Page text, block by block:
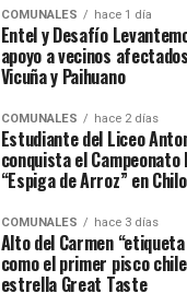
COMUNALES hace 1 día
Entel y Desafío
apoyo a vecinos
Vicuña y Paihuano
COMUNALES hace 2 días
Estudiante del Liceo
conquista el Campeonato
“Espiga de Arroz” en
COMUNALES hace 3 días
Alto del Carmen
como el primer pisco
estrella Great Taste